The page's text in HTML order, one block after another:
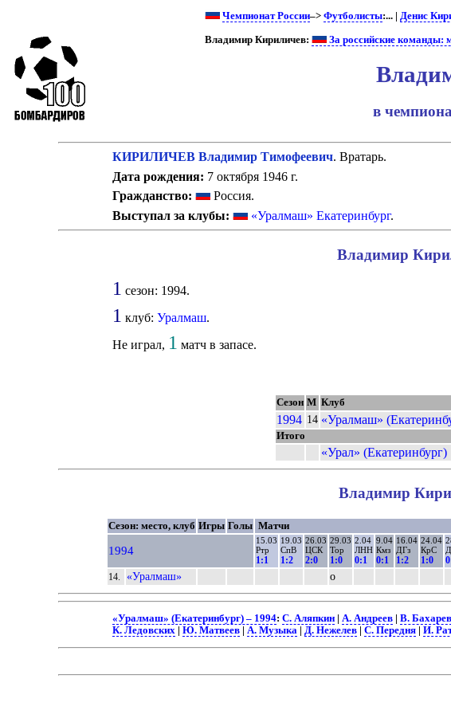
Чемпионат России–> Футболисты:... | Денис
Владимир Кириличев: За российские команды:
в
КИРИЛИЧЕВ Владимир Тимофеевич. Вратарь.
Дата рождения: 7 октября 1946 г.
Гражданство:
Россия.
Выступал за клубы:
«Уралмаш» Екатеринбург.
Владимир
1 сезон: 1994.
1 клуб: Уралмаш.
Не играл, 1 матч в запасе.
Сезон М Клуб
1994 14 «Уралмаш»
Итого
«Урал» (Екатеринбург)
Владимир
Сезон: место, клуб Игры Голы Матчи
1994
15.03
Ртр
1:1
19.03
СпВ
1:2
26.03
ЦСК
2:0
29.03
Тор
1:0
2.04
ЛНН
0:1
9.04
Кмз
0:1
16.04
ДГз
1:2
24.04
КрС
1:0
14. «Уралмаш» о
«Уралмаш» (Екатеринбург) – 1994: С. Аляпкин| А. Андреев| В. Бахарев
К. Ледовских| Ю. Матвеев| А. Музыка| Д. Нежелев| С. Передня| И.